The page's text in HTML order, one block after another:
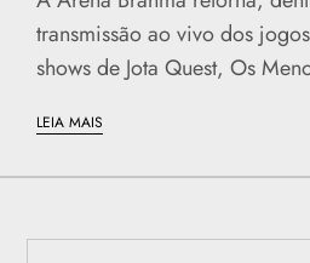
transmissão ao vivo dos
shows de Jota Quest, Os
LEIA MAIS